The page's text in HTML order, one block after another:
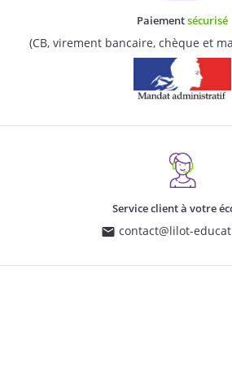
Paiementsécurisé
(CB, virement bancaire, chèque et
Service client à votre
contact@lilot-